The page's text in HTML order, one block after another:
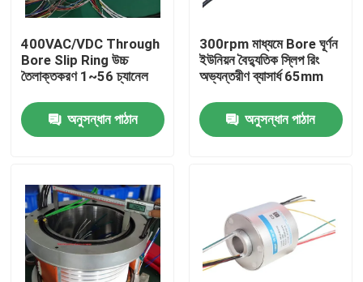
ভিডিও
পরিবাহী স্লিপ রিং
উচ্চ গতির স্লিপ রিং
সিগন্যাল স্লিপ রিং
গর্ত স্লিপ রিং মাধ্যমে
400VAC/VDC Through
Bore Slip Ring উচ্চ
তৈলাক্তকরণ 1~56 চ্যানেল
অনুসন্ধান পাঠান
300rpm মাধ্যমে Bore ঘূর্ণন
ইউনিয়ন বৈদ্যুতিক স্লিপ রিং
অভ্যন্তরীণ ব্যাসার্ধ 65mm
অনুসন্ধান পাঠান